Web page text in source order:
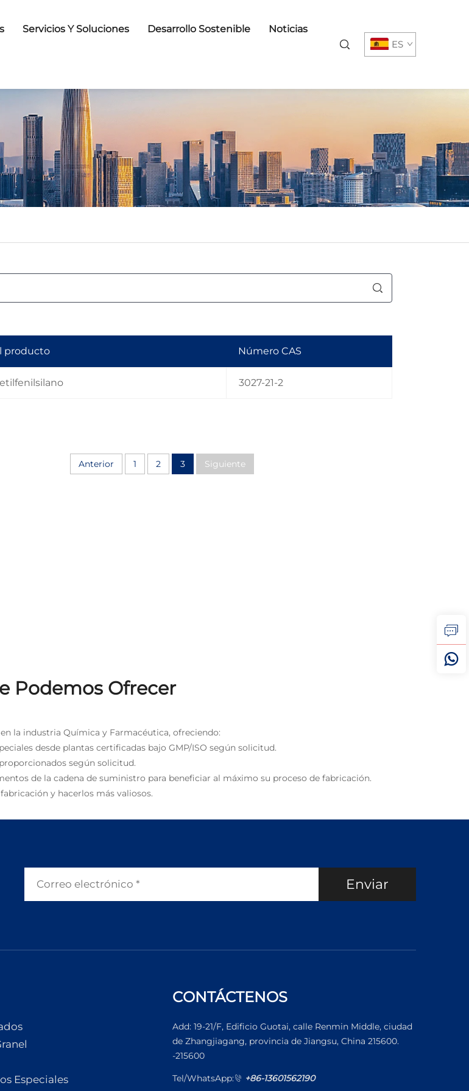
Servicios Y Soluciones Desarrollo Sostenible Noticias
ES
producto Número CAS
3027-21-2
Anterior 1 2 3 Siguiente
Podemos Ofrecer
la industria Química y Farmacéutica, ofreciendo:
desde plantas certificadas bajo GMP/ISO según solicitud.
proporcionados según solicitud.
de la cadena de suministro para beneficiar al máximo su proceso de fabricación.
y hacerlos más valiosos.
Enviar
Especiales
CONTÁCTENOS
Add: 19-21/F, Edificio Guotai, calle Renmin Middle, ciudad
de Zhangjiagang, provincia de Jiangsu, China 215600.
-215600
Tel/WhatsApp: +86-13601562190